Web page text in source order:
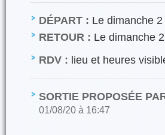
DÉPART : Le dimanche
RETOUR : Le dimanche
RDV : lieu et heures
SORTIE PROPOSÉE
01/08/20 à 16:47